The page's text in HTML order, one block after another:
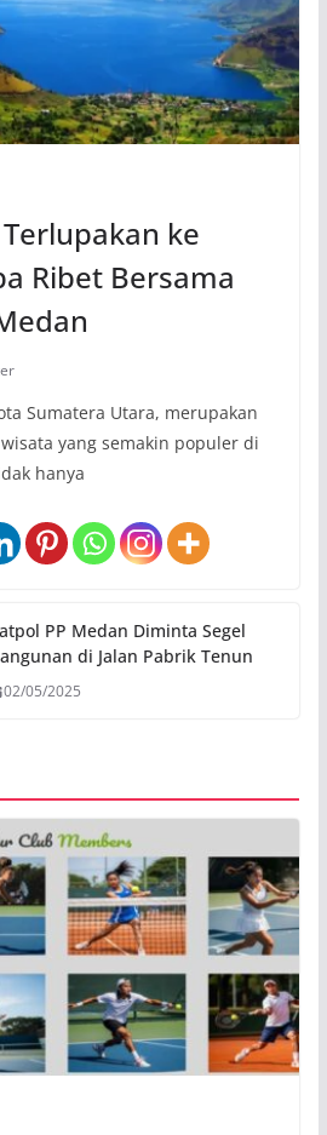
ke
Ribet Bersama
Sumatera Utara, merupakan
yang semakin populer di
hanya
PP Medan Diminta Segel
di Jalan Pabrik Tenun
02/05/2025